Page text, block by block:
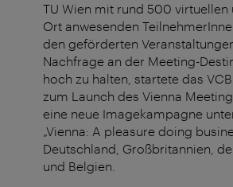
TU Wien mit rund 500
Ort anwesenden
den geförderten
Nachfrage an der Meeting-
hoch zu halten, startete das
zum Launch des Vienna
eine neue Imagekampagne
„Vienna: A pleasure doing
Deutschland, Großbritannien,
und Belgien.